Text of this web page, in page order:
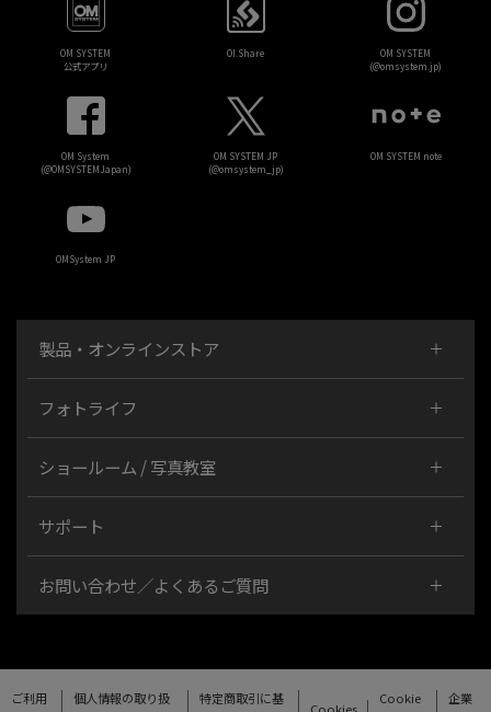
OM SYSTEM
公式アプリ
OI.Share
OM SYSTEM
(@omsystem.jp)
OM System
(@OMSYSTEMJapan)
OM SYSTEM JP
(@omsystem_jp)
OM SYSTEM note
OMSystem JP
製品・オンラインストア
フォトライフ
ショールーム / 写真教室
サポート
お問い合わせ／よくあるご質問
ご利用
個人情報の取り扱
特定商取引に基
Cookie
企業